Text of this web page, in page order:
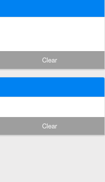
Clear
Clear